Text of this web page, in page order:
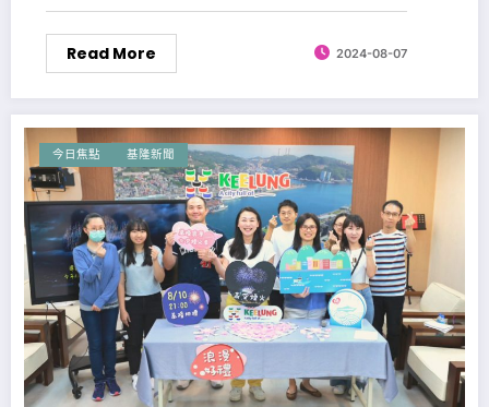
Read More 2024-08-07
今日焦點 基隆新聞